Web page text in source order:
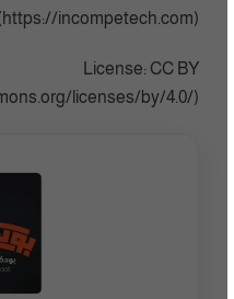
(https://incompetech.com)
License: CC BY
licenses/by/4.0/)